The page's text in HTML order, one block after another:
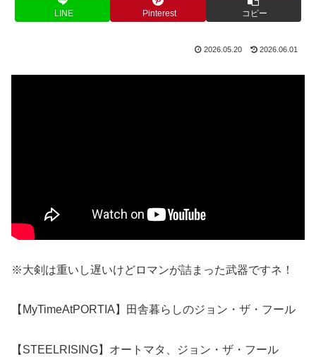
LINE Pinterest コピー
2026.05.20 2026.06.01
※大剣は重いし遅いけどロマンが詰まった武器ですネ！
【MyTimeAtPORTIA】田舎暮らしのジョン・ザ・フール
【STEELRISING】オートマタ、ジョン・ザ・フール